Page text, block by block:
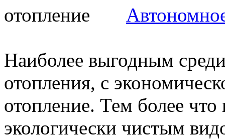
Наиболее выгодным
отопления, с
отопление. Тем более что
экологически чистым